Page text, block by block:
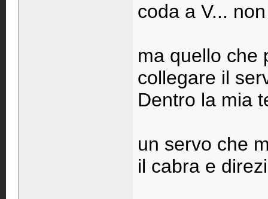
coda a V...
ma quello che
collegare il
Dentro la mia
un servo che
il cabra e